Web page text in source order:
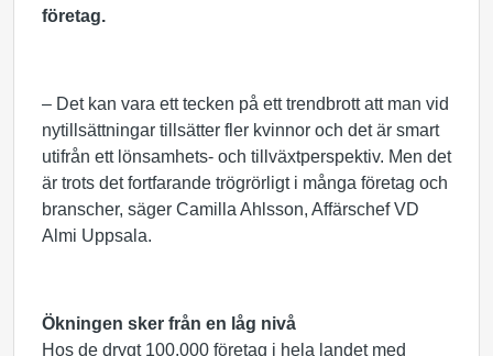
företag.
– Det kan vara ett tecken på ett trendbrott att man vid
nytillsättningar tillsätter fler kvinnor och det är smart
utifrån ett lönsamhets- och tillväxtperspektiv. Men det
är trots det fortfarande trögrörligt i många företag och
branscher, säger Camilla Ahlsson, Affärschef VD
Almi Uppsala.
Ökningen sker från en låg nivå
Hos de drygt 100.000 företag i hela landet med